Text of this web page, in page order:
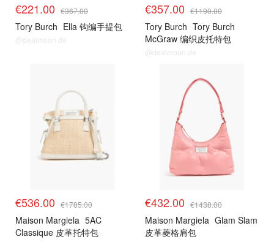
€221.00 €367.00
Tory Burch Ella 钩编手提包
@dealmoon.de
€357.00 €1190.00
Tory Burch Tory Burch
McGraw 编织皮托特包
@dealmoon.de
€536.00 €1785.00
Maison Margiela 5AC
Classique 皮革托特包
€432.00 €1438.00
Maison Margiela Glam Slam
皮革菱格肩包